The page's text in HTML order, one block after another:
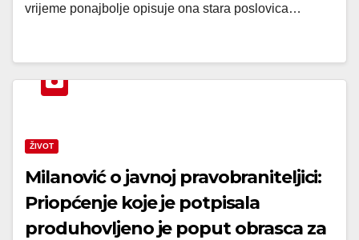
vrijeme ponajbolje opisuje ona stara poslovica…
ŽIVOT
Milanović o javnoj pravobraniteljici:
Priopćenje koje je potpisala
produhovljeno je poput obrasca za